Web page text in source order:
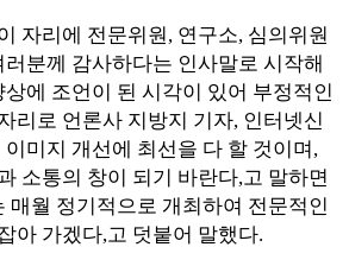
자리에 전문위원 , 연구소, 심의위원
분께 감사하다는 인사말로 시작해
에 조언이 된 시각이 있어 부정적인
리로 언론사 지방지 기자, 인터넷신
미지 개선에 최선을 다 할 것이며 ,
소통의 창이 되기 바란다,고 말하면
매월 정기적으로 개최하여 전문적인
아 가겠다,고 덧붙어 말했다.